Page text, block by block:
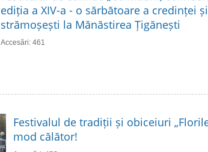
ediția a XIV-a - o sărbătoare a credinței
strămoșești la Mănăstirea Țigănești
Accesări: 461
Festivalul de tradiții și obiceiuri
mod călător!